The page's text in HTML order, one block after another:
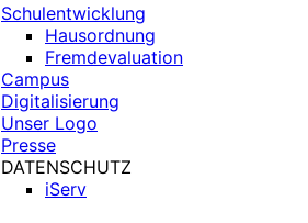
Schulentwicklung
Hausordnung
Fremdevaluation
Campus
Digitalisierung
Unser Logo
Presse
DATENSCHUTZ
iServ